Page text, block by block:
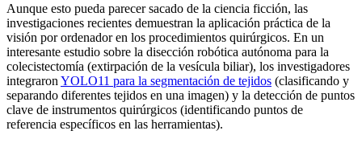
Aunque esto pueda parecer sacado de la ciencia ficción, las
investigaciones recientes demuestran la aplicación práctica de la
visión por ordenador en los procedimientos quirúrgicos. En un
interesante estudio sobre la disección robótica autónoma para la
colecistectomía (extirpación de la vesícula biliar), los investigadores
integraron YOLO11 para la segmentación de tejidos (clasificando y
separando diferentes tejidos en una imagen) y la detección de puntos
clave de instrumentos quirúrgicos (identificando puntos de
referencia específicos en las herramientas).